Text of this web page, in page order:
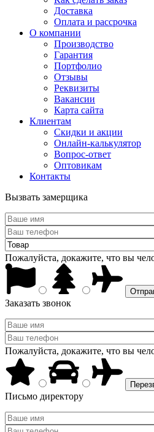
Доставка
Оплата и рассрочка
О компании
Производство
Гарантия
Портфолио
Отзывы
Реквизиты
Вакансии
Карта сайта
Клиентам
Скидки и акции
Онлайн-калькулятор
Вопрос-ответ
Оптовикам
Контакты
Вызвать замерщика
Пожалуйста, докажите, что вы
Заказать звонок
Пожалуйста, докажите, что вы
Письмо директору